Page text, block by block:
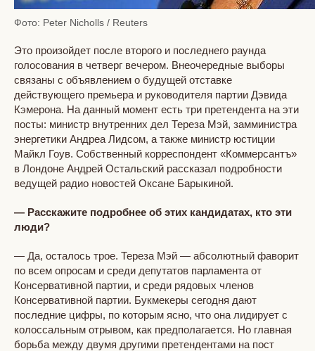
Фото: Peter Nicholls / Reuters
Это произойдет после второго и последнего раунда
голосования в четверг вечером. Внеочередные выборы
связаны с объявлением о будущей отставке
действующего премьера и руководителя партии Дэвида
Кэмерона. На данный момент есть три претендента на эти
посты: министр внутренних дел Тереза Мэй, замминистра
энергетики Андреа Лидсом, а также министр юстиции
Майкл Гоув. Собственный корреспондент «Коммерсантъ»
в Лондоне Андрей Остальский рассказал подробности
ведущей радио новостей Оксане Барыкиной.
— Расскажите подробнее об этих кандидатах, кто эти
люди?
— Да, осталось трое. Тереза Мэй — абсолютный фаворит
по всем опросам и среди депутатов парламента от
Консервативной партии, и среди рядовых членов
Консервативной партии. Букмекеры сегодня дают
последние цифры, по которым ясно, что она лидирует с
колоссальным отрывом, как предполагается. Но главная
борьба между двумя другими претендентами на пост